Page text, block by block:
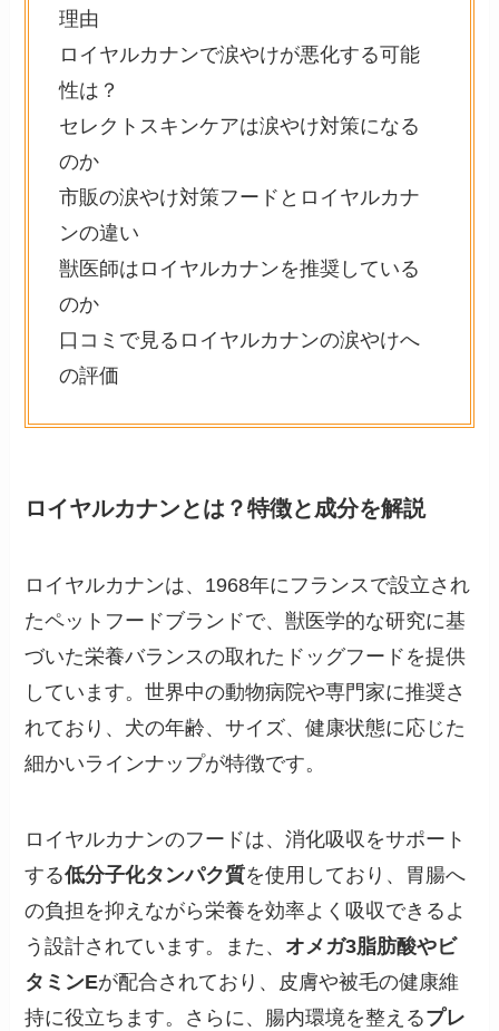
理由
ロイヤルカナンで涙やけが悪化する可能
性は？
セレクトスキンケアは涙やけ対策になる
のか
市販の涙やけ対策フードとロイヤルカナ
ンの違い
獣医師はロイヤルカナンを推奨している
のか
口コミで見るロイヤルカナンの涙やけへ
の評価
ロイヤルカナンとは？特徴と成分を解説
ロイヤルカナンは、1968年にフランスで設立され
たペットフードブランドで、獣医学的な研究に基
づいた栄養バランスの取れたドッグフードを提供
しています。世界中の動物病院や専門家に推奨さ
れており、犬の年齢、サイズ、健康状態に応じた
細かいラインナップが特徴です。
ロイヤルカナンのフードは、消化吸収をサポート
する低分子化タンパク質を使用しており、胃腸へ
の負担を抑えながら栄養を効率よく吸収できるよ
う設計されています。また、 オメガ3脂肪酸やビ
タミンEが配合されており、皮膚や被毛の健康維
持に役立ちます。さらに、腸内環境を整えるプレ